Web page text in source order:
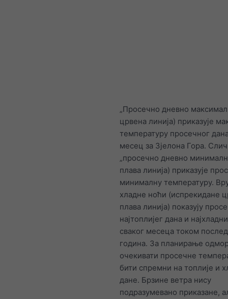
„Просечно дневно
црвена линија) приказује
температуру просечног
месец за Зјелона Гора.
„просечно дневно
плава линија) приказује
минималну температуру.
хладне ноћи (испрекидане
плава линија) показују
најтоплијег дана и
сваког месеца током
година. За планирање
очекивати просечне
бити спремни на топлије и
дане. Брзине ветра нису
подразумевано приказане,